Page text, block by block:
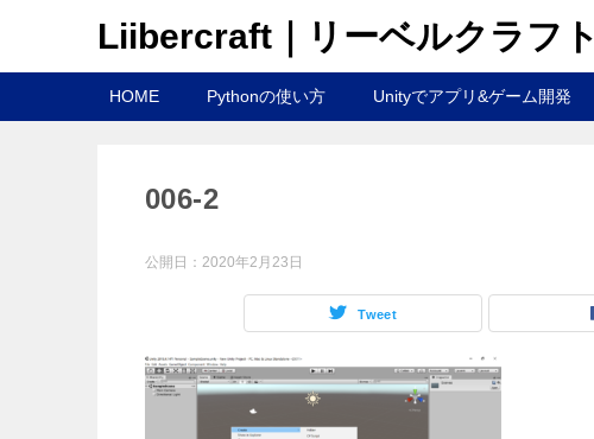
Liibercraft｜リーベルクラフト
HOME Pythonの使い方 Unityでアプリ&ゲーム開発
006-2
公開日： 2020年2月23日
Tweet